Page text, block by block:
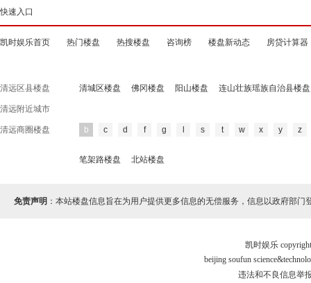
快速入口
凯时娱乐首页 热门楼盘 热搜楼盘 咨询榜 楼盘新动态 房贷计算器
清远区县楼盘 清城区楼盘 佛冈楼盘 阳山楼盘 连山壮族瑶族自治县楼盘
清远附近城市
清远商圈楼盘 b c d f g s t w x y z
笔架路楼盘 北站楼盘
免责声明 ：本站楼盘信息旨在为用户提供更多信息的无偿服务，信息以政府部门
凯时娱乐
beijing soufun
违法和不良信息举